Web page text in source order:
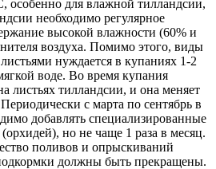
особенно для влажной тилландсии,
необходимо регулярное
высокой влажности (60% и
воздуха. Помимо этого, виды
нуждается в купаниях 1-2
воде. Во время купания
листьях тилландсии, и она меняет
с марта по сентябрь в
добавлять специализированные
но не чаще 1 раза в месяц.
поливов и опрыскиваний
должны быть прекращены.